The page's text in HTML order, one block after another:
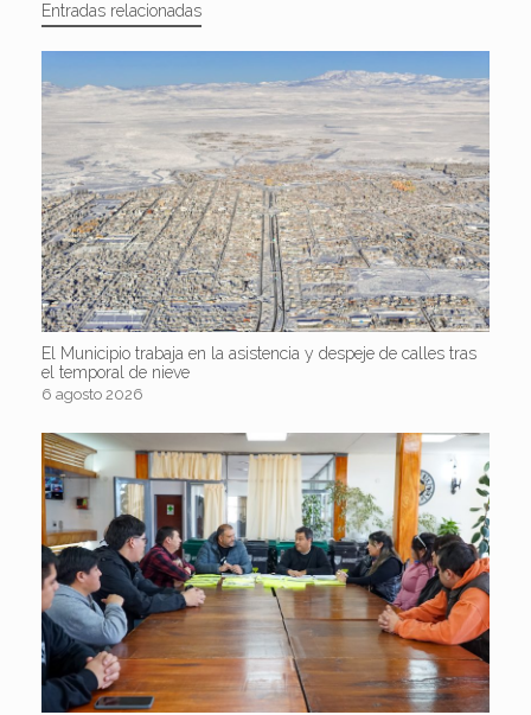
Entradas relacionadas
El Municipio trabaja en la asistencia y despeje de calles tras
el temporal de nieve
6 agosto 2026